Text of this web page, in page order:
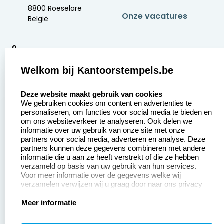
8800 Roeselare
België
9
Onze vacatures
Aanvraag op maat
Betaling &
Verzending
Wederverkoper
worden
Contact opnemen
Veel gestelde vragen
Retourneren
Herroepingsrecht
Productinformatie:
Welkom bij Kantoorstempels.be
Deze website maakt gebruik van cookies
We gebruiken cookies om content en advertenties te
personaliseren, om functies voor social media te bieden en
om ons websiteverkeer te analyseren. Ook delen we
informatie over uw gebruik van onze site met onze
partners voor social media, adverteren en analyse. Deze
partners kunnen deze gegevens combineren met andere
informatie die u aan ze heeft verstrekt of die ze hebben
verzameld op basis van uw gebruik van hun services.
Voor meer informatie over de gegevens welke wij
verzamelen verwijzen wij u graag door naar ons privacy
Meer informatie